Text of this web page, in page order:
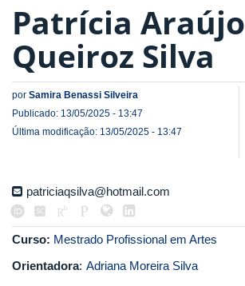
Patrícia Araújo
Queiroz Silva
por Samira Benassi Silveira
Publicado: 13/05/2025 - 13:47
Última modificação: 13/05/2025 - 13:47
patriciaqsilva@hotmail.com
Curso: Mestrado Profissional em Artes
Orientadora: Adriana Moreira Silva